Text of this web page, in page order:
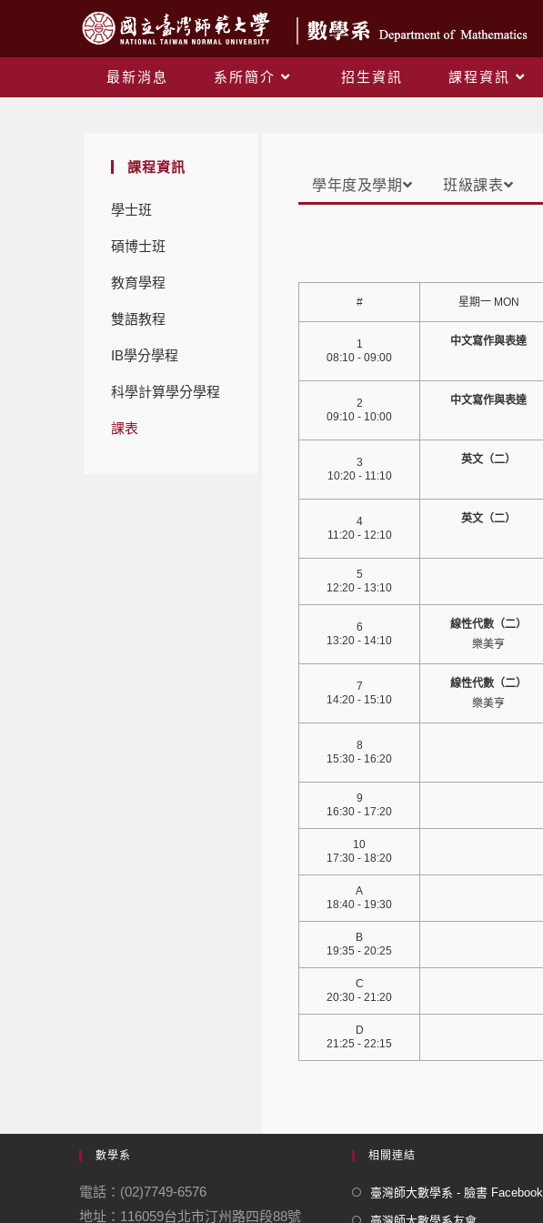
最新消息 系所簡介 招生資訊 課程資訊
課程資訊
學士班
碩博士班
教育學程
雙語教程
IB學分學程
科學計算學分學程
課表
學年度及學期 班級課表
# 星期一 MON
1
08:10 - 09:00
中文寫作與表達
2
09:10 - 10:00
中文寫作與表達
3
10:20 - 11:10
英文（二）
4
11:20 - 12:10
英文（二）
5
12:20 - 13:10
6
13:20 - 14:10
線性代數（二）
樂美亨
7
14:20 - 15:10
線性代數（二）
樂美亨
8
15:30 - 16:20
9
16:30 - 17:20
10
17:30 - 18:20
A
18:40 - 19:30
B
19:35 - 20:25
C
20:30 - 21:20
D
21:25 - 22:15
數學系
電話：(02)7749-6576
地址：116059台北市汀州路四段88號
相關連結
臺灣師大數學系 - 臉書 Facebook